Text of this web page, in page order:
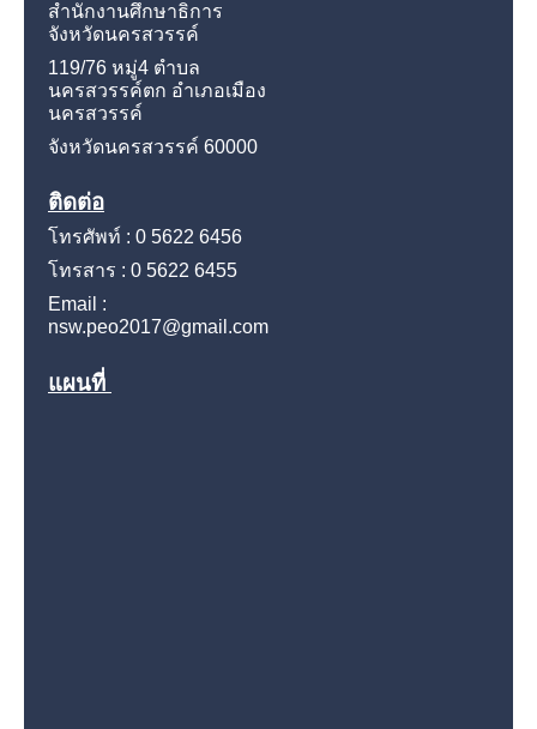
สำนักงานศึกษาธิการ
จังหวัดนครสวรรค์
119/76 หมู่4 ตำบล
นครสวรรค์ตก อำเภอเมือง
นครสวรรค์
จังหวัดนครสวรรค์ 60000
ติดต่อ
โทรศัพท์ : 0 5622 6456
โทรสาร : 0 5622 6455
Email :
nsw.peo2017@gmail.com
แผนที่